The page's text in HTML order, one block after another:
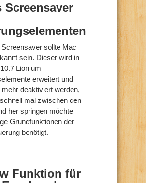
Screensaver
Screensaver sollte Mac
sein. Dieser wird in
Lion um
erweitert und
deaktiviert werden,
mal zwischen den
her springen möchte
Grundfunktionen der
benötigt.
Funktion für